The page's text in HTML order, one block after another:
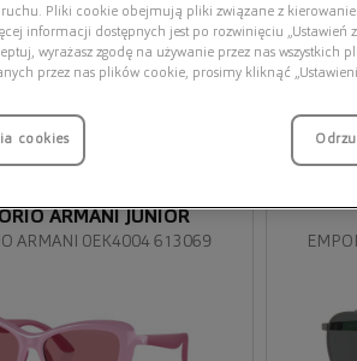
ARMANI 0EK4004 613069
ARMANI JUNIOR
Pliki cookie obejmują pliki związane z
informacji dostępnych jest po rozwinięciu „Ustawień
wyrażasz zgodę na używanie przez nas wszystkich
przez nas plików cookie, prosimy kliknąć
cookies